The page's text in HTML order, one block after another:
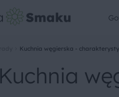
Kuchnia węgierska -
Kuchnia